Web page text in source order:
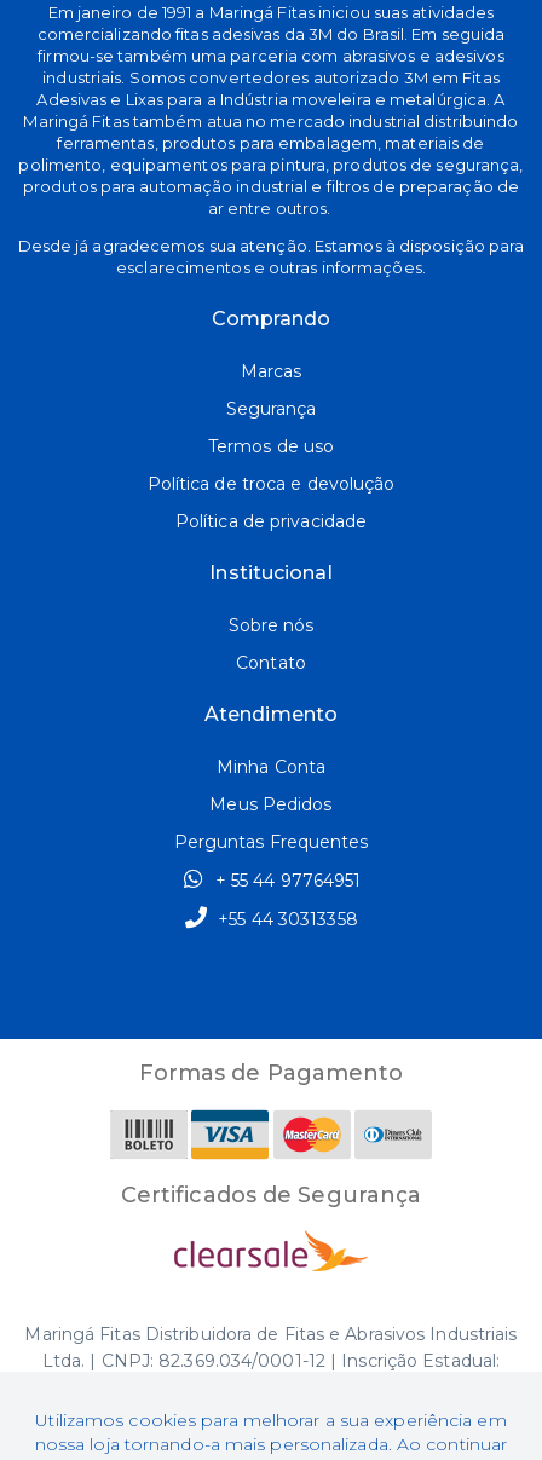
Utilizamos cookies para melhorar a sua experiência em
nossa loja tornando-a mais personalizada. Ao continuar
Em janeiro de 1991 a Maringá Fitas iniciou suas atividades
comercializando fitas adesivas da 3M do Brasil. Em seguida
firmou-se também uma parceria com abrasivos e adesivos
industriais. Somos convertedores autorizado 3M em Fitas
Adesivas e Lixas para a Indústria moveleira e metalúrgica. A
Maringá Fitas também atua no mercado industrial distribuindo
ferramentas, produtos para embalagem, materiais de
polimento, equipamentos para pintura, produtos de segurança,
produtos para automação industrial e filtros de preparação de
ar entre outros.
Desde já agradecemos sua atenção. Estamos à disposição para
esclarecimentos e outras informações.
Comprando
Marcas
Segurança
Termos de uso
Política de troca e devolução
Política de privacidade
Institucional
Sobre nós
Contato
Atendimento
Minha Conta
Meus Pedidos
Perguntas Frequentes
+ 55 44 97764951
+55 44 30313358
Formas de Pagamento
Certificados de Segurança
Maringá Fitas Distribuidora de Fitas e Abrasivos Industriais
Ltda. | CNPJ: 82.369.034/0001-12 | Inscrição Estadual:
Endereço: Av. Brasil, 1592 - Zona 03, Maringá/PR, 87050-
000